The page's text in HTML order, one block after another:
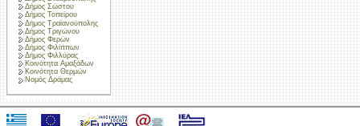
Δήμος Σώστου
Δήμος Τοπείρου
Δήμος Τραϊανούπολης
Δήμος Τριγώνου
Δήμος Φερών
Δήμος Φιλίππων
Δήμος Φιλλύρας
Κοινότητα Αμαξάδων
Κοινότητα Θερμών
Νομός Δράμας